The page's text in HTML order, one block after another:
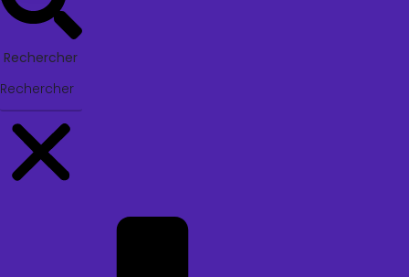
Rechercher